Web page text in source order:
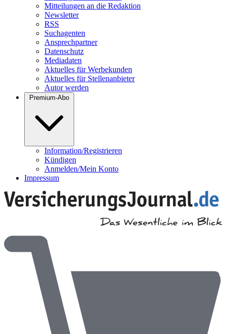
Mitteilungen an die Redaktion
Newsletter
RSS
Suchagenten
Ansprechpartner
Datenschutz
Mediadaten
Aktuelles für Werbekunden
Aktuelles für Stellenanbieter
Autor werden
Premium-Abo
Information/Registrieren
Kündigen
Anmelden/Mein Konto
Impressum